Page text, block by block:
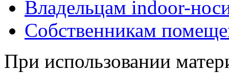
Владельцам indoor-
Собственникам
При использовании